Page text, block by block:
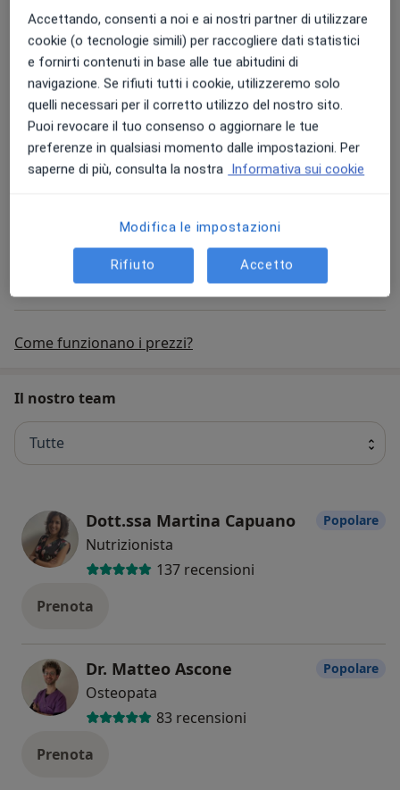
Psicoterapia
84 € - 85 €
Dettagli psicoterapia
Prenota
Colloquio psicologico
90 €
Dettagli colloquio psicologico
+ 51 prestazioni
Come funzionano i prezzi?
Il nostro team
Tutte
Dott.ssa Martina Capuano
Nutrizionista
137 recensioni
Popolare
Prenota
Dr. Matteo Ascone
Osteopata
83 recensioni
Popolare
Prenota
Accettando, consenti a noi e ai nostri partner di utilizzare
cookie (o tecnologie simili) per raccogliere dati statistici
e fornirti contenuti in base alle tue abitudini di
navigazione. Se rifiuti tutti i cookie, utilizzeremo solo
quelli necessari per il corretto utilizzo del nostro sito.
Puoi revocare il tuo consenso o aggiornare le tue
preferenze in qualsiasi momento dalle impostazioni. Per
saperne di più, consulta la nostra Informativa sui cookie
Modifica le impostazioni
Rifiuto Accetto